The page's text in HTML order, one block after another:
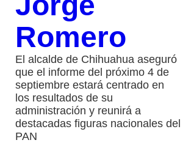
Romero
El alcalde de Chihuahua aseguró
que el informe del próximo 4 de
septiembre estará centrado en
los resultados de su
administración y reunirá a
destacadas figuras nacionales del
PAN